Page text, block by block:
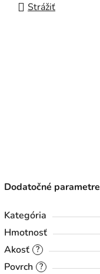
Strážiť
Dodatočné parametre
Kategória
Hmotnosť
?
Akosť
?
Povrch